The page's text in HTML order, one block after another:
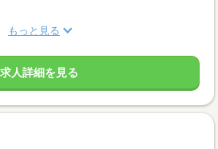
もっと見る
求人詳細を見る